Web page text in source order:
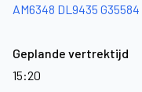
AM6348 DL9435 G35584
Geplande vertrektijd
15:20